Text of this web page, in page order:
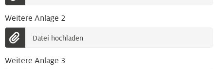
Weitere Anlage 2
Datei hochladen
Weitere Anlage 3